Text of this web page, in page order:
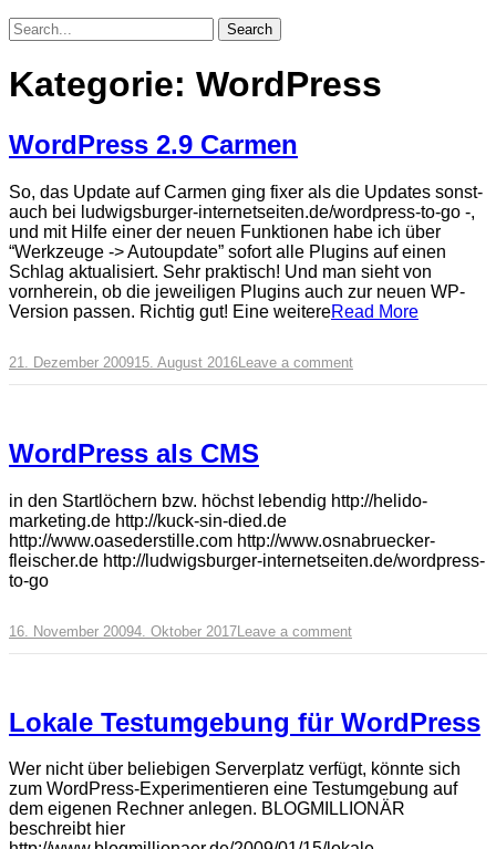
Kategorie: WordPress
WordPress 2.9 Carmen
So, das Update auf Carmen ging fixer als die Updates sonst-
auch bei ludwigsburger-internetseiten.de/wordpress-to-go -,
und mit Hilfe einer der neuen Funktionen habe ich über
“Werkzeuge -> Autoupdate” sofort alle Plugins auf einen
Schlag aktualisiert. Sehr praktisch! Und man sieht von
vornherein, ob die jeweiligen Plugins auch zur neuen WP-
Version passen. Richtig gut! Eine weitereRead More
21. Dezember 200915. August 2016Leave a comment
WordPress als CMS
in den Startlöchern bzw. höchst lebendig http://helido-
marketing.de http://kuck-sin-died.de
http://www.oasederstille.com http://www.osnabruecker-
fleischer.de http://ludwigsburger-internetseiten.de/wordpress-
to-go
16. November 20094. Oktober 2017Leave a comment
Lokale Testumgebung für WordPress
Wer nicht über beliebigen Serverplatz verfügt, könnte sich
zum WordPress-Experimentieren eine Testumgebung auf
dem eigenen Rechner anlegen. BLOGMILLIONÄR
beschreibt hier